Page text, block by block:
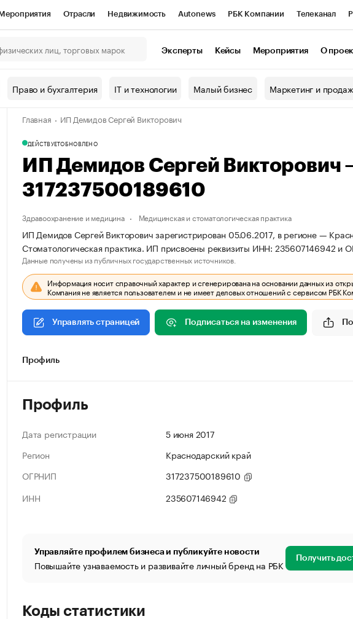
Отрасли Недвижимость Autonews РБК Компании Телеканал
Спецпроекты Проверка контрагентов
наличной валюты
Эксперты Кейсы Мероприятия О
Право и бухгалтерия IT и технологии Малый бизнес Маркетинг и
Главная ИП Демидов Сергей Викторович
ДЕЙСТВУЕТОБНОВЛЕНО
ИП Демидов Сергей
317237500189610
Здравоохранение и медицина Медицинская и стоматологическая практика
ИП Демидов Сергей Викторович зарегистрирован 05.06.2017, в регионе —
Стоматологическая практика. ИП присвоены реквизиты ИНН: 235607146942 и
Данные получены из публичных государственных источников.
Информация носит справочный характер и сгенерирована на основании данных из
Компания не является пользователем и не имеет деловых отношений с сервисом РБК
Управлять страницей Подписаться на изменения
Профиль
Профиль
Дата регистрации
5 июня 2017
Регион
Краснодарский край
ОГРНИП
317237500189610
ИНН
235607146942
Управляйте профилем бизнеса и публикуйте новости
Повышайте узнаваемость и развивайте личный бренд на РБК Получить
Коды статистики